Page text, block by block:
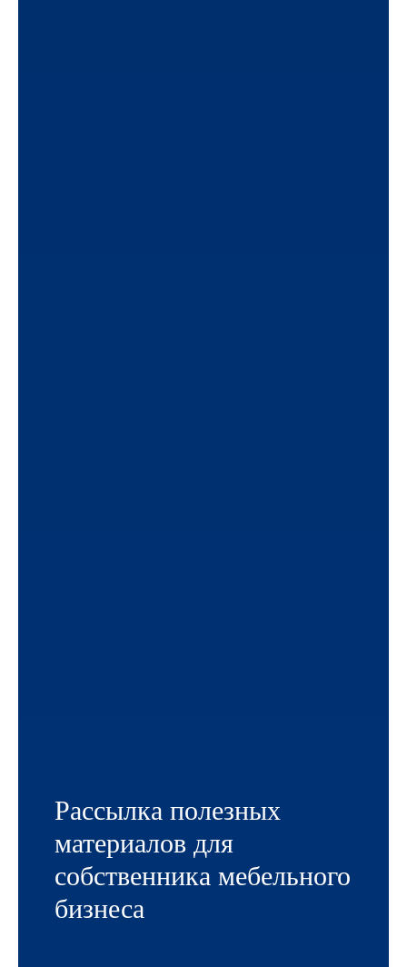
Рассылка полезных
материалов для
собственника мебельного
бизнеса